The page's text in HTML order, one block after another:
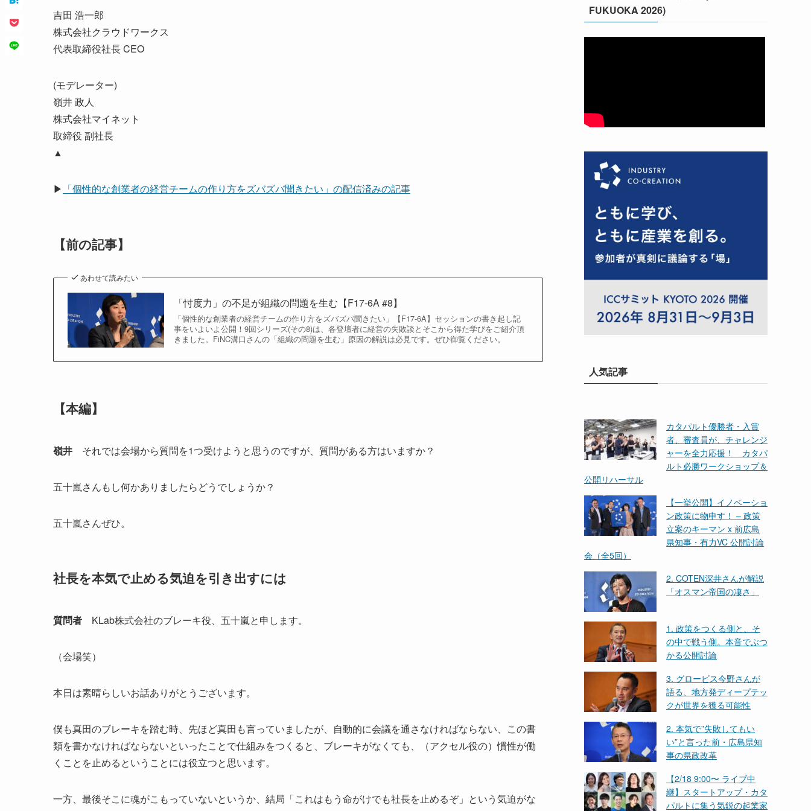
吉田 浩一郎
株式会社クラウドワークス
代表取締役社長 CEO
(モデレーター)
嶺井 政人
株式会社マイネット
取締役 副社長
▲
▶ 「個性的な創業者の経営チームの作り方をズバズバ聞きたい」の配信済みの記事
【前の記事】
あわせて読みたい
「忖度力」の不足が組織の問題を生む【F17-6A #8】
「個性的な創業者の経営チームの作り方をズバズバ聞きたい」【F17-6A】セッションの書き起し記
事をいよいよ公開！9回シリーズ(その8)は、各登壇者に経営の失敗談とそこから得た学びをご紹介頂
きました。FiNC溝口さんの「組織の問題を生む」原因の解説は必見です。ぜひ御覧ください。
【本編】
嶺井 それでは会場から質問を1つ受けようと思うのですが、質問がある方はいますか？
五十嵐さんもし何かありましたらどうでしょうか？
五十嵐さんぜひ。
社長を本気で止める気迫を引き出すには
質問者 KLab株式会社のブレーキ役、五十嵐と申します。
（会場笑）
本日は素晴らしいお話ありがとうございます。
僕も真田のブレーキを踏む時、先ほど真田も言っていましたが、自動的に会議を通さなければならない、この書
類を書かなければならないといったことで仕組みをつくると、ブレーキがなくても、（アクセル役の）慣性が働
くことを止めるということには役立つと思います。
一方、最後そこに魂がこもっていないというか、結局「これはもう命がけでも社長を止めるぞ」という気迫がな
FUKUOKA 2026)
人気記事
カタパルト優勝者・入賞
者、審査員が、チャレンジ
ャーを全力応援！ カタパ
ルト必勝ワークショップ＆
公開リハーサル
【一挙公開】イノベーショ
ン政策に物申す！ – 政策
立案のキーマン x 前広島
県知事・有力VC 公開討論
会（全5回）
2. COTEN深井さんが解説
「オスマン帝国の凄さ」
1. 政策をつくる側と、そ
の中で戦う側。本音でぶつ
かる公開討論
3. グロービス今野さんが
語る、地方発ディープテッ
クが世界を獲る可能性
2. 本気で”失敗してもい
い”と言った前・広島県知
事の県政改革
【2/18 9:00〜 ライブ中
継】スタートアップ・カタ
パルトに集う気鋭の起業家